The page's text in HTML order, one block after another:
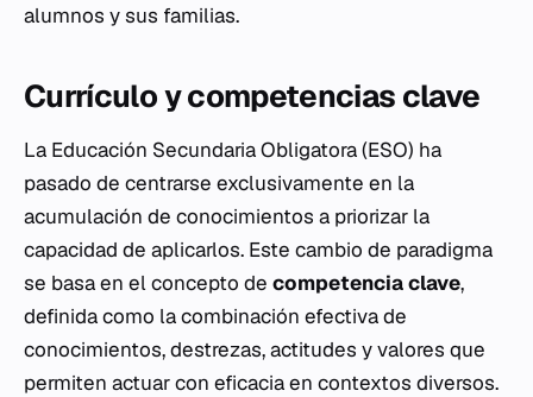
alumnos y sus familias.
Currículo y competencias clave
La Educación Secundaria Obligatora (ESO) ha
pasado de centrarse exclusivamente en la
acumulación de conocimientos a priorizar la
capacidad de aplicarlos. Este cambio de paradigma
se basa en el concepto de competencia clave,
definida como la combinación efectiva de
conocimientos, destrezas, actitudes y valores que
permiten actuar con eficacia en contextos diversos.